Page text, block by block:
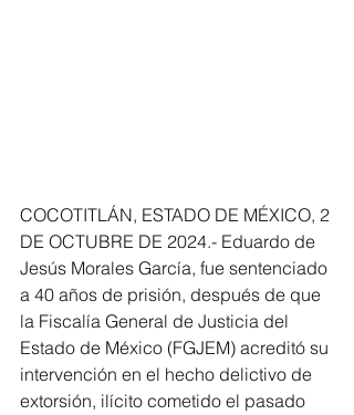
COCOTITLÁN, ESTADO DE MÉXICO, 2
DE OCTUBRE DE 2024.- Eduardo de
Jesús Morales García, fue sentenciado
a 40 años de prisión, después de que
la Fiscalía General de Justicia del
Estado de México (FGJEM) acreditó su
intervención en el hecho delictivo de
extorsión, ilícito cometido el pasado